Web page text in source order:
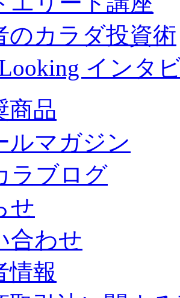
のカラダ投資術
インタ
商品
ルマガジン
ラブログ
せ
合わせ
情報